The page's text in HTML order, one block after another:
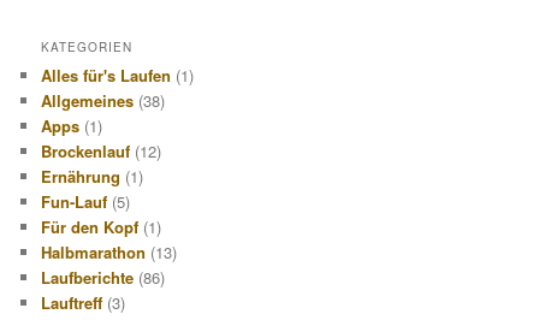
KATEGORIEN
Alles für's Laufen (1)
Allgemeines (38)
Apps (1)
Brockenlauf (12)
Ernährung (1)
Fun-Lauf (5)
Für den Kopf (1)
Halbmarathon (13)
Laufberichte (86)
Lauftreff (3)